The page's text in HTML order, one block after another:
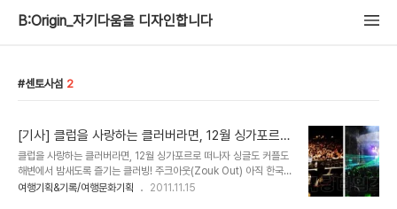
B:Origin_자기다움을 디자인합니다
센토사섬 2
[기사] 클럽을 사랑하는 클러버라면, 12월 싱가포르로
떠나자
클럽을 사랑하는 클러버라면, 12월 싱가포르로 떠나자 싱글도 커플도
해변에서 밤새도록 즐기는 클러빙! 주크아웃(Zouk Out) 아직 한국에
많이 알려지지는 않았지만, 클러빙을 즐기는 사람들에게는 많이 알려
여행기획&기록/여행문화기획 2011.11.15